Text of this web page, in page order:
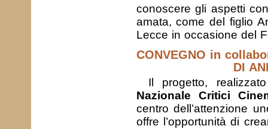
conoscere gli aspetti
amata, come del figlio
Lecce in occasione del
CONVEGNO in
DI
Il progetto,
Nazionale Critici
centro dell’attenzione
offre l’opportunità di